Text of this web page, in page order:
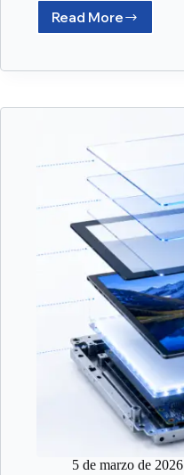
Read More
5 de marzo de 2026